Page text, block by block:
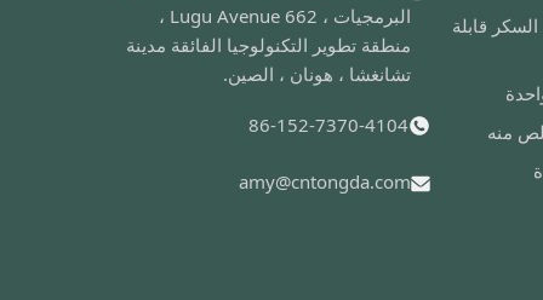
قابلة
منه
البرمجيات ، Lugu Avenue 662 ،
منطقة تطوير التكنولوجيا الفائقة مدينة
تشانغشا ، هونان ، الصين.
86-152-7370-4104
amy@cntongda.com